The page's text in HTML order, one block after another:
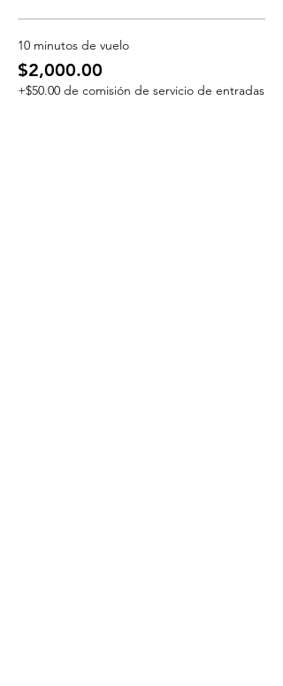
10 minutos de vuelo
$2,000.00
+$50.00 de comisión de servicio de entradas